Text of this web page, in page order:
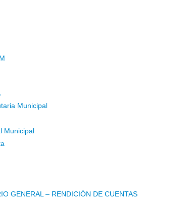
Municipal
Municipal
GENERAL – RENDICIÓN DE CUENTAS